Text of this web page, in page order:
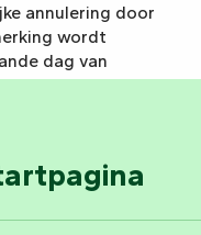
annulering door
wordt
dag van
30%
activiteit(en)
60% van
activiteit(en)
aanvang van de